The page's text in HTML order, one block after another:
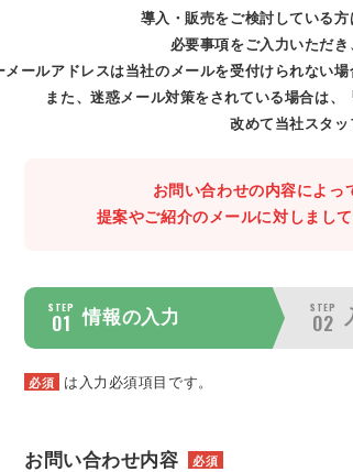
導入・販売をご検討している
必要事項をご入力いただ
メールアドレスは当社のメールを受付けられない
また、迷惑メール対策をされている場合は、
改めて当社スタッ
お問い合わせの内容によっ
提案やご紹介のメールに対しまし
STEP
01 情報の入力
STEP
02
必須 は入力必須項目です。
お問い合わせ内容 必須